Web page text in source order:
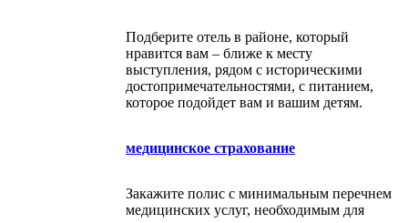
Подберите отель в районе, который
нравится вам – ближе к месту
выступления, рядом с историческими
достопримечательностями, с питанием,
которое подойдет вам и вашим детям.
медицинское страхование
Закажите полис с минимальным перечнем
медицинских услуг, необходимым для